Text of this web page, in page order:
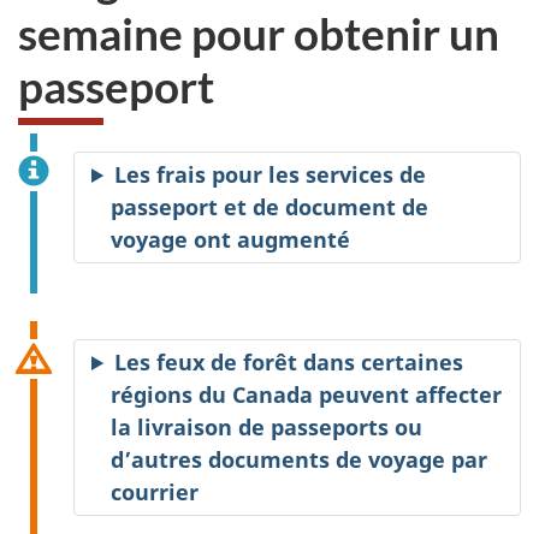
semaine pour obtenir un
passeport
Les frais pour les services de
passeport et de document de
voyage ont augmenté
Les feux de forêt dans certaines
régions du Canada peuvent affecter
la livraison de passeports ou
d’autres documents de voyage par
courrier